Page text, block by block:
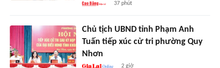
37 phút
Chủ tịch UBND tỉnh Phạm Anh
Tuấn tiếp xúc cử tri phường Quy
Nhơn
2 giờ